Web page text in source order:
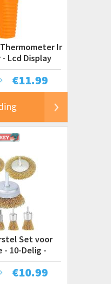
Ir
Lcd Display
€11.99
Set voor
- 10-Delig -
/
€10.99